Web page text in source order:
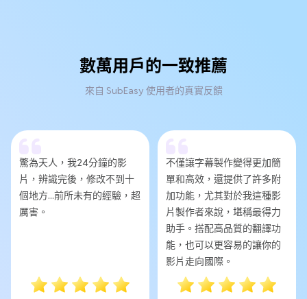
數萬用戶的一致推薦
來自 SubEasy 使用者的真實反饋
驚為天人，我24分鐘的影
片，辨識完後，修改不到十
個地方...前所未有的經驗，超
厲害。
不僅讓字幕製作變得更加簡
單和高效，還提供了許多附
加功能，尤其對於我這種影
片製作者來說，堪稱最得力
助手。搭配高品質的翻譯功
能，也可以更容易的讓你的
影片走向國際。